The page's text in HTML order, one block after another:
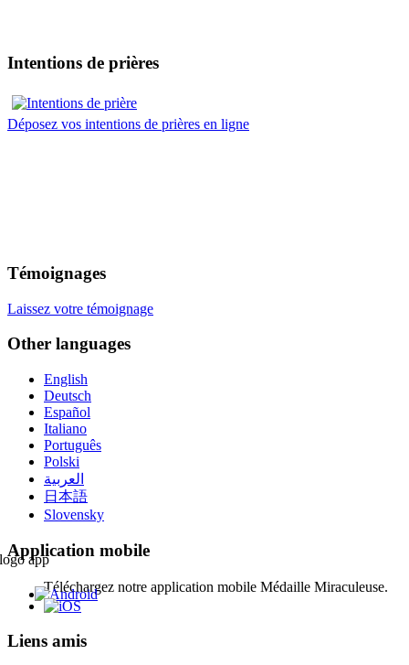
Intentions de prières
Déposez vos intentions de prières en ligne
Témoignages
Laissez votre témoignage
Other languages
English
Deutsch
Español
Italiano
Português
Polski
العربية
日本語
Slovensky
Application mobile
Téléchargez notre application mobile Médaille Miraculeuse.
Liens amis